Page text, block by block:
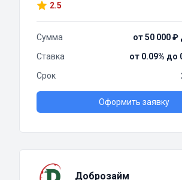
2.5
Сумма
от 50 000 ₽
Ставка
от 0.09% до
Срок
Оформить заявку
Доброзайм